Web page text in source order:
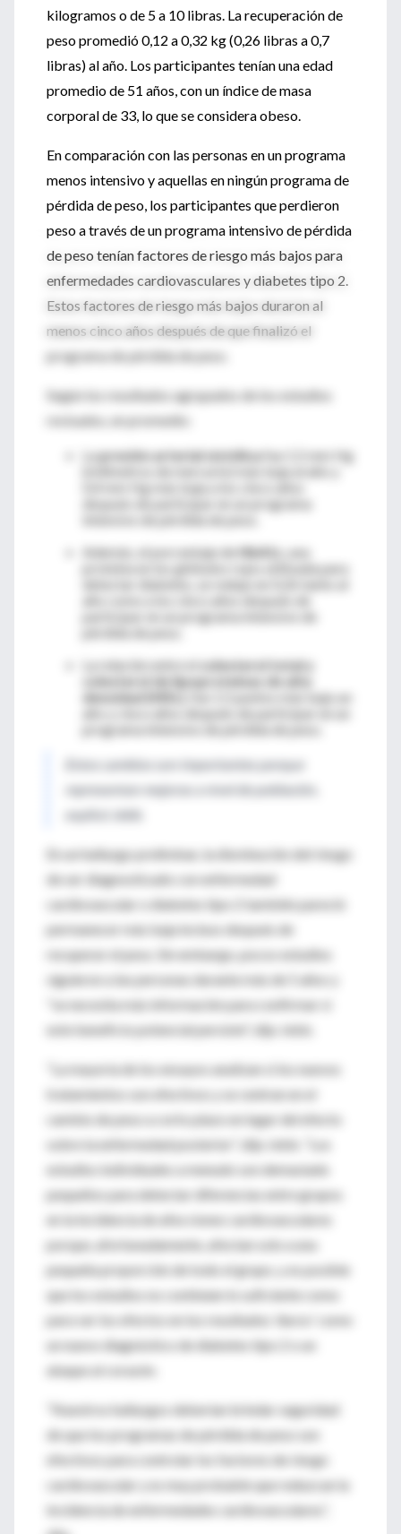
kilogramos o de 5 a 10 libras. La recuperación de
peso promedió 0,12 a 0,32 kg (0,26 libras a 0,7
libras) al año. Los participantes tenían una edad
promedio de 51 años, con un índice de masa
corporal de 33, lo que se considera obeso.
En comparación con las personas en un programa
menos intensivo y aquellas en ningún programa de
pérdida de peso, los participantes que perdieron
peso a través de un programa intensivo de pérdida
de peso tenían factores de riesgo más bajos para
enfermedades cardiovasculares y diabetes tipo 2.
Estos factores de riesgo más bajos duraron al
menos cinco años después de que finalizó el
programa de pérdida de peso.
Según los resultados agrupados de los estudios
revisados, en promedio:
Lapresión arterial sistólicafue 1,5 mm Hg
Además, el porcentaje deHbA1c, una
proteína en los glóbulos rojos utilizada para
participar en un programa intensivo de
La relación entre elcolesterol total y
colesterol de lipoproteínas de alta
, fue 1,5 puntos más bajo un
Estos cambios son importantes porque
representan mejoras a nivel de población,
explicó Jebb.
En un hallazgo preliminar, la disminución del riesgo
de ser diagnosticado con enfermedad
cardiovascular o diabetes tipo 2 también pareció
permanecer más baja incluso después de
recuperar el peso. Sin embargo, pocos estudios
siguieron a las personas durante más de 5 años y
"se necesita más información para confirmar si
este beneficio potencial persiste", dijo Jebb.
“La mayoría de los ensayos analizan si los nuevos
tratamientos son efectivos y se centran en el
cambio de peso a corto plazo en lugar del efecto
sobre la enfermedad posterior”, dijo Jebb. “Los
estudios individuales a menudo son demasiado
pequeños para detectar diferencias entre grupos
en la incidencia de afecciones cardiovasculares
porque, afortunadamente, afectan solo a una
pequeña proporción de todo el grupo, y es posible
que los estudios no continúen lo suficiente como
para ver los efectos en los resultados 'duros' como
un nuevo diagnóstico de diabetes tipo 2 o un
ataque al corazón.
“Nuestros hallazgos deberían brindar seguridad
de que los programas de pérdida de peso son
efectivos para controlar los factores de riesgo
cardiovascular y es muy probable que reduzcan la
incidencia de enfermedades cardiovasculares”,